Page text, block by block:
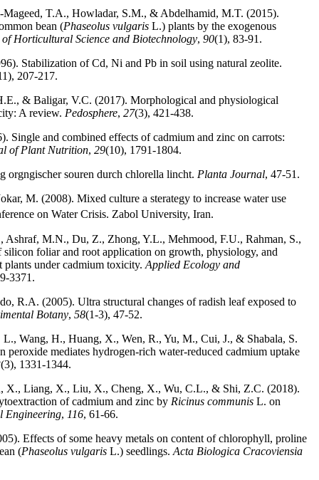
T.A., Howladar, S.M., & Abdelhamid, M.T. (2015).
bean (Phaseolus vulgaris L.) plants by the exogenous
Horticultural Science and Biotechnology, 90(1), 83-91.
Stabilization of Cd, Ni and Pb in soil using natural zeolite.
207-217.
& Baligar, V.C. (2017). Morphological and physiological
A review. Pedosphere, 27(3), 421-438.
Single and combined effects of cadmium and zinc on carrots:
of Plant Nutrition, 29(10), 1791-1804.
souren durch chlorella lincht. Planta Journal, 47-51.
M. (2008). Mixed culture a sterategy to increase water use
on Water Crisis. Zabol University, Iran.
M.N., Du, Z., Zhong, Y.L., Mehmood, F.U., Rahman, S.,
foliar and root application on growth, physiology, and
under cadmium toxicity. Applied Ecology and
3371.
R.A. (2005). Ultra structural changes of radish leaf exposed to
Botany, 58(1-3), 47-52.
Wang, H., Huang, X., Wen, R., Yu, M., Cui, J., & Shabala, S.
peroxide mediates hydrogen-rich water-reduced cadmium uptake
(3), 1331-1344.
X., Liang, X., Liu, X., Cheng, X., Wu, C.L., & Shi, Z.C. (2018).
of cadmium and zinc by Ricinus communis L. on
Engineering, 116, 61-66.
Effects of some heavy metals on content of chlorophyll, proline
(Phaseolus vulgaris L.) seedlings. Acta Biologica Cracoviensia